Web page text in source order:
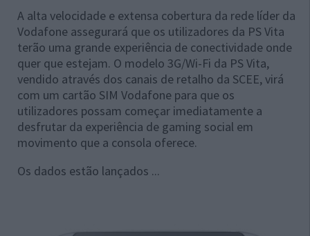
A alta velocidade e extensa cobertura da rede líder da
Vodafone assegurará que os utilizadores da PS Vita
terão uma grande experiência de conectividade onde
quer que estejam. O modelo 3G/Wi-Fi da PS Vita,
vendido através dos canais de retalho da SCEE, virá
com um cartão SIM Vodafone para que os
utilizadores possam começar imediatamente a
desfrutar da experiência de gaming social em
movimento que a consola oferece.
Os dados estão lançados ...